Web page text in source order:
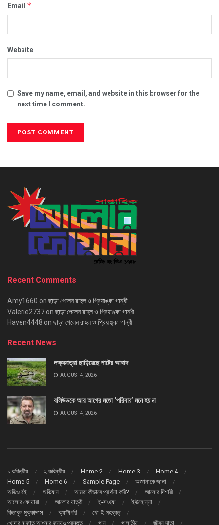
Email *
Website
Save my name, email, and website in this browser for the
next time I comment.
Recent Comments
Amy1660 on ছাড়া পেলেন রাহুল ও প্রিয়াঙ্কা গান্ধী
Valerie2737 on ছাড়া পেলেন রাহুল ও প্রিয়াঙ্কা গান্ধী
Haven4448 on ছাড়া পেলেন রাহুল ও প্রিয়াঙ্কা গান্ধী
Recent News
লক্ষ্যমাত্রা ছাড়িয়েছে পাটের আবাদ
AUGUST 4, 2026
বলিউডকে আর আগের মতো ‘পরিবার’ মনে হয় না
AUGUST 4, 2026
১ করিন্থীয় ২ করিন্থীয় Home 2 Home 3
Home 4
Home 5
Home 6 Sample Page
অজানাকে জানা
অডিও বই
অভিযান আমরা কীভাবে প্রার্থনা করি?
আলোর দিশারী
আলোর ফোয়ারা
আলোর যাত্রী ই-সংখ্যা
ইউহোন্না
কিতাবুল মুক্কাদ্দাস
ক্যাটাগরি
খো-ই-মহব্বত্
খোদার নাজাত আপনার জন্যও প্রস্তুত
গান গালাতীয় জীবন দাতা